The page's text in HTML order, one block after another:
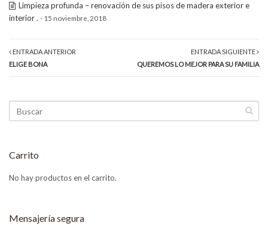
Limpieza profunda – renovación de sus pisos de madera exterior e
interior . - 15 noviembre, 2018
ENTRADA ANTERIOR
ELIGE BONA
ENTRADA SIGUIENTE
QUEREMOS LO MEJOR PARA SU FAMILIA
Carrito
No hay productos en el carrito.
Mensajería segura